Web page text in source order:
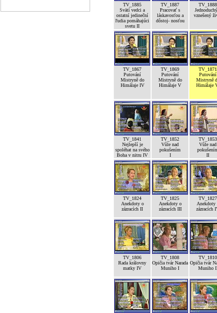
TV_1885
Svätí vedci a
ostatní jedineční
ľudia pomáhajúci
svetu II
TV_1887
Pracovať s
láskavosťou a
dôstoj- nosťou
TV_1888
vznešený
TV_1867
Putování
Mistryně do
Himálaje IV
TV_1869
Putování
Mistryně do
Himálaje V
TV_1871
Putování
Mistryně
Himálaje
TV_1841
Nejlepší je
spoléhat na svého
Boha v nitru IV
TV_1852
Vůle nad
pokušením
I
TV_1853
Vůle nad
II
TV_1824
Anekdoty o
zázracích II
TV_1825
Anekdoty o
zázracích III
TV_1827
Anekdoty
zázracích
TV_1806
Rada královny
matky IV
TV_1808
Opičia tvár Narada
Muniho I
TV_1810
Opičia tvár
Muniho